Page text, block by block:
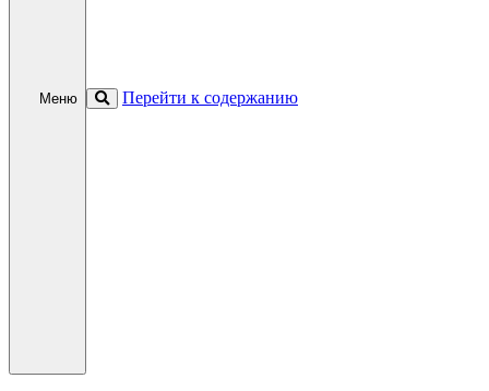
Меню Перейти к содержанию